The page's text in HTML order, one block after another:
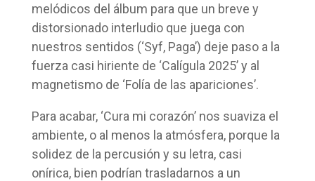
melódicos del álbum para que un breve y
distorsionado interludio que juega con
nuestros sentidos (‘Syf, Paga’) deje paso a la
fuerza casi hiriente de ‘Calígula 2025’ y al
magnetismo de ‘Folía de las apariciones’.
Para acabar, ‘Cura mi corazón’ nos suaviza el
ambiente, o al menos la atmósfera, porque la
solidez de la percusión y su letra, casi
onírica, bien podrían trasladarnos a un